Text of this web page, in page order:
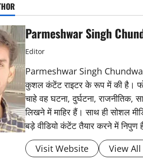
Parmeshwar Singh
Editor
Parmeshwar Singh
कुशल कंटेंट राइटर के रूप में की है।
चाहे वह घटना, दुर्घटना, राजनीतिक,
लिखने में माहिर हैं। साथ ही सोशल
बड़े वीडियो कंटेंट तैयार करने में निपुण
Visit Website
View